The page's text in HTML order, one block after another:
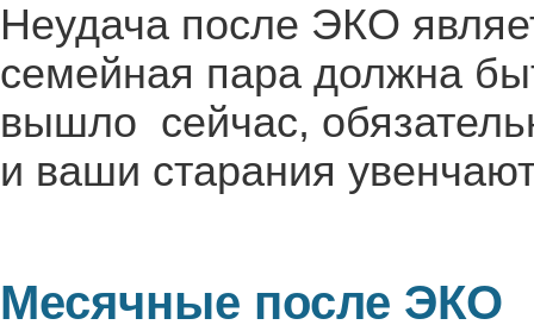
Неудача после ЭКО
семейная пара должна
вышло сейчас,
и ваши старания
Месячные после ЭКО